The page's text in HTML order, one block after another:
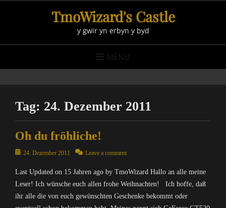
TmoWizard's Castle
y gwir yn erbyn y byd
MENU
Tag: 24. Dezember 2011
Oh du fröhliche!
Posted24. Dezember 2011 Leave a comment
Last Updated on 15 Jahren ago by TmoWizard Hallo an alle meine
Leser! Ich wünsche euch allen frohe Weihnachten! Ich hoffe, daß
ihr alle die von euch gewünschten Geschenke bekommt oder